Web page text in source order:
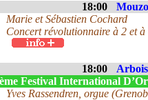
18:00
Marie et Sébastien Cochard
Concert révolutionnaire à 2 et à
18:00
Festival International
Yves Rassendren, orgue